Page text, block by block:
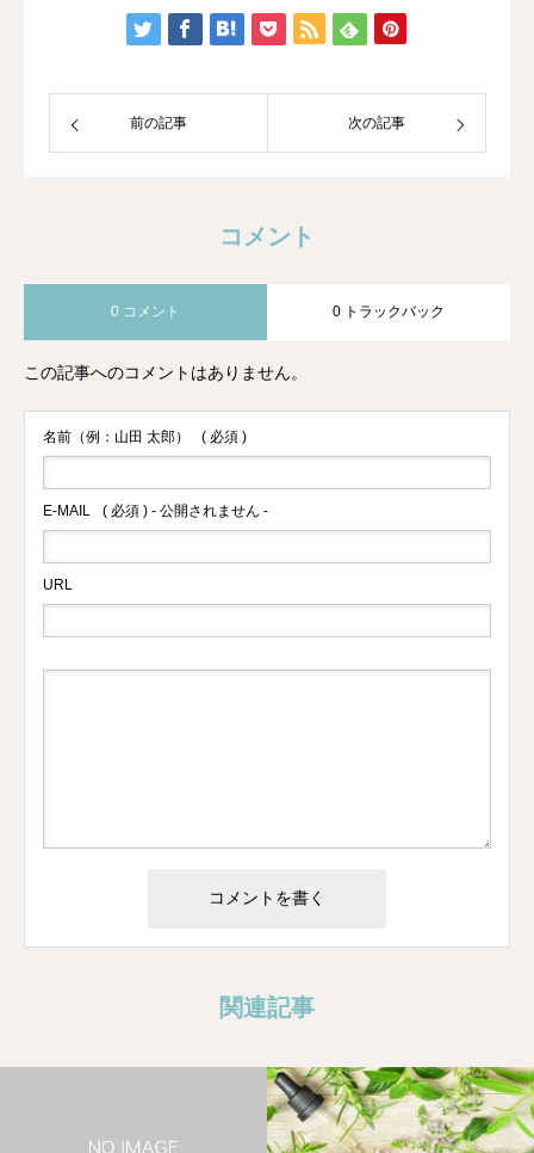
トレーナーになり、HAWAIIのマナカー
ドのご縁でメディカルアロマに出会いま
前の記事 次の記事
コメント
0 コメント 0 トラックバック
この記事へのコメントはありません。
名前（例：山田 太郎） ( 必須 )
E-MAIL ( 必須 ) - 公開されません -
URL
関連記事